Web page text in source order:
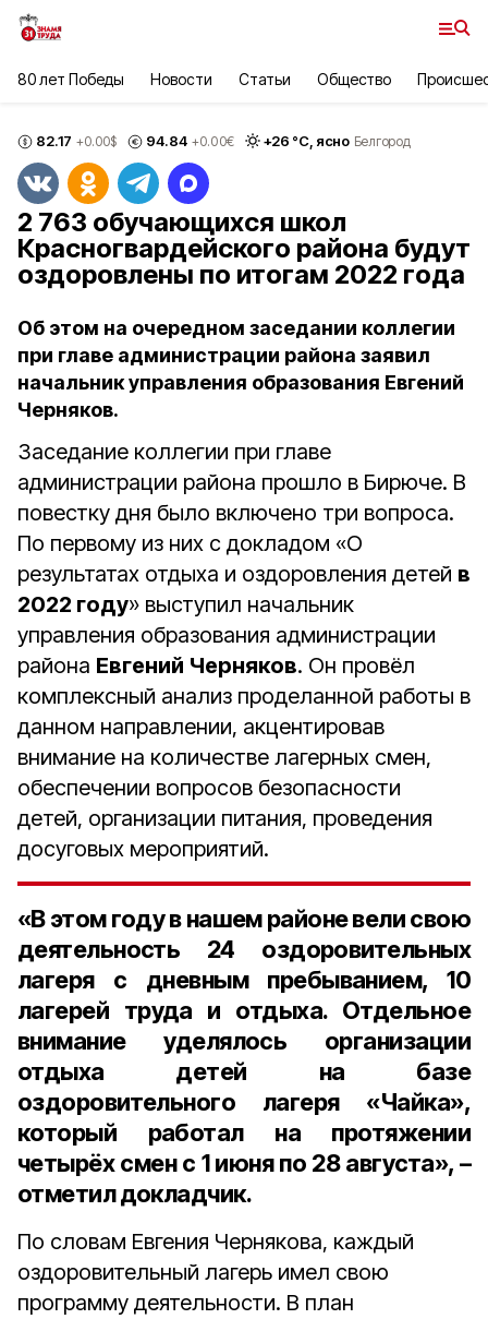
80 лет Победы Новости Статьи Общество
82.17 +0.00$ 94.84 +0.00€ +26 °С, ясно Белгород
2 763 обучающихся школ
Красногвардейского района будут
оздоровлены по итогам 2022 года
Об этом на очередном заседании коллегии
при главе администрации района заявил
начальник управления образования Евгений
Черняков.
Заседание коллегии при главе
администрации района прошло в Бирюче. В
повестку дня было включено три вопроса.
По первому из них с докладом «О
результатах отдыха и оздоровления детей в
2022 году» выступил начальник
управления образования администрации
района Евгений Черняков. Он провёл
комплексный анализ проделанной работы в
данном направлении, акцентировав
внимание на количестве лагерных смен,
обеспечении вопросов безопасности
детей, организации питания, проведения
досуговых мероприятий.
«В этом году в нашем районе вели свою
деятельность 24 оздоровительных
лагеря с дневным пребыванием, 10
лагерей труда и отдыха. Отдельное
внимание уделялось организации
отдыха детей на базе
оздоровительного лагеря «Чайка»,
который работал на протяжении
четырёх смен с 1 июня по 28 августа», –
отметил докладчик.
По словам Евгения Чернякова, каждый
оздоровительный лагерь имел свою
программу деятельности. В план